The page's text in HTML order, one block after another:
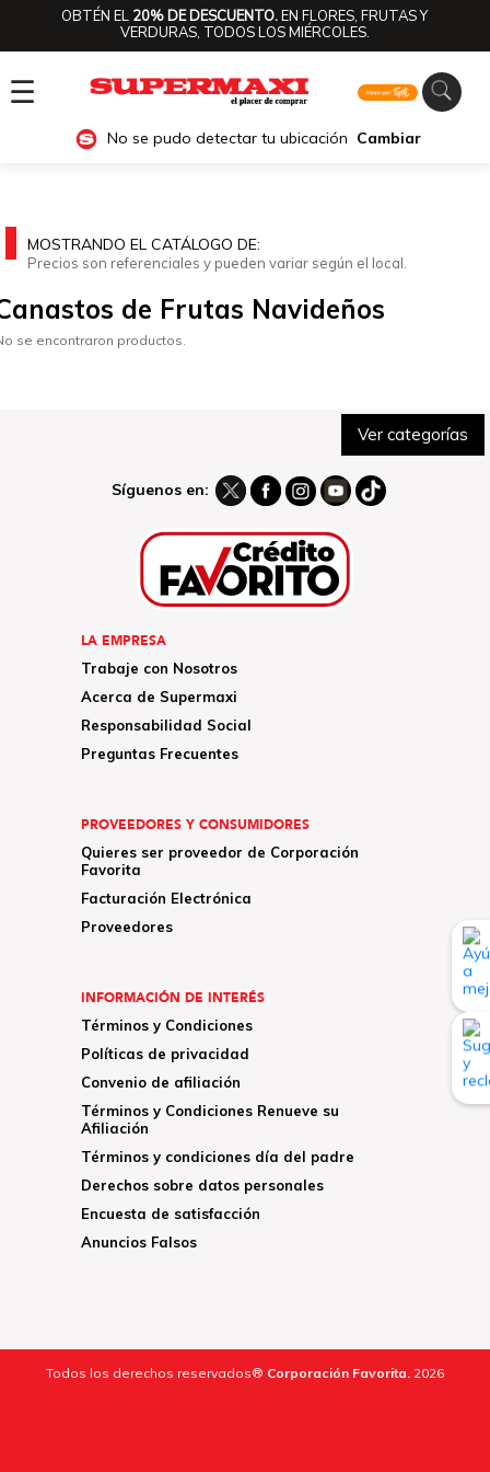
OBTÉN EL 20% DE DESCUENTO.EN FLORES, FRUTAS Y
VERDURAS, TODOS LOS MIÉRCOLES.
☰
No se pudo detectar tu ubicación Cambiar
Ver categorías
MOSTRANDO EL CATÁLOGO DE:
Precios son referenciales y pueden variar según el local.
de Frutas Navideños
se encontraron productos.
Síguenos en:
LA EMPRESA
Trabaje con Nosotros
Acerca de Supermaxi
Responsabilidad Social
Preguntas Frecuentes
PROVEEDORES Y CONSUMIDORES
Quieres ser proveedor de Corporación
Favorita
Facturación Electrónica
Proveedores
INFORMACIÓN DE INTERÉS
Términos y Condiciones
Políticas de privacidad
Convenio de afiliación
Términos y Condiciones Renueve su
Afiliación
Términos y condiciones día del padre
Derechos sobre datos personales
Encuesta de satisfacción
Anuncios Falsos
Todos los derechos reservados® Corporación Favorita. 2026